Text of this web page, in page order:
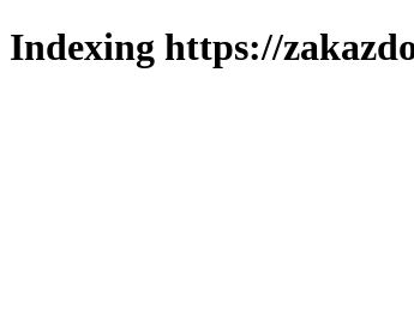
Indexing https://